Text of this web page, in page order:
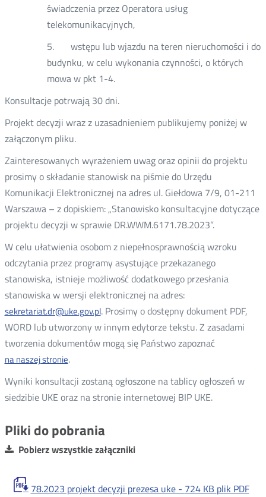
świadczenia przez Operatora usług
telekomunikacyjnych,
5. wstępu lub wjazdu na teren nieruchomości i do
budynku, w celu wykonania czynności, o których
mowa w pkt 1-4.
Konsultacje potrwają 30 dni.
Projekt decyzji wraz z uzasadnieniem publikujemy poniżej w
załączonym pliku.
Zainteresowanych wyrażeniem uwag oraz opinii do projektu
prosimy o składanie stanowisk na piśmie do Urzędu
Komunikacji Elektronicznej na adres ul. Giełdowa 7/9, 01-211
Warszawa – z dopiskiem: „Stanowisko konsultacyjne dotyczące
projektu decyzji w sprawie DR.WWM.6171.78.2023”.
W celu ułatwienia osobom z niepełnosprawnością wzroku
odczytania przez programy asystujące przekazanego
stanowiska, istnieje możliwość dodatkowego przesłania
stanowiska w wersji elektronicznej na adres:
sekretariat.dr@uke.gov.pl. Prosimy o dostępny dokument PDF,
WORD lub utworzony w innym edytorze tekstu. Z zasadami
tworzenia dokumentów mogą się Państwo zapoznać
na naszej stronieOtwórz
w
nowym
.
Wyniki konsultacji zostaną ogłoszone na tablicy ogłoszeń w
siedzibie UKE oraz na stronie internetowej BIP UKE.
Pliki do pobrania
Pobierz wszystkie załączniki
78.2023 projekt decyzji prezesa uke - 724 KB plik PDF